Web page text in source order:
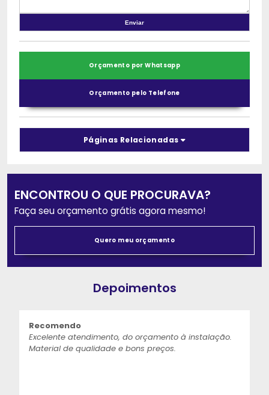
Orçamento por Whatsapp
Orçamento pelo Telefone
Páginas Relacionadas
ENCONTROU O QUE PROCURAVA?
Faça seu orçamento grátis agora mesmo!
Quero meu orçamento
Depoimentos
Recomendo
Excelente atendimento, do orçamento à instalação.
Material de qualidade e bons preços.